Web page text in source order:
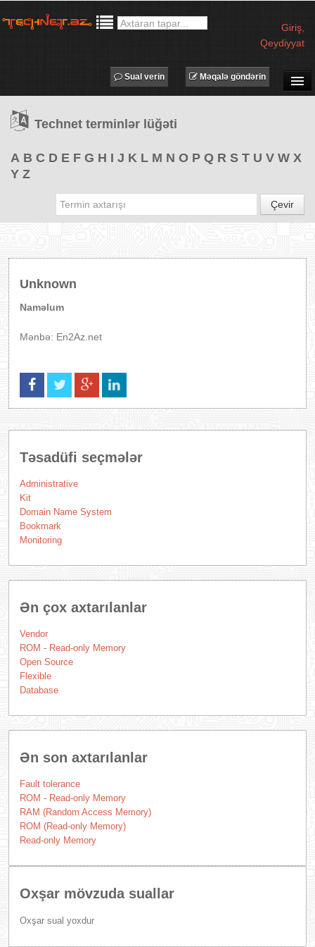
Giriş
Qeydiyyat
TƏDBİRLƏR
PROQRAMLAR
Məqalə göndərin
Sual verin
Technet terminlər lüğəti
A B C D E F G H I J K L M N O P Q R S T U V W X
Y Z
Çevir
Unknown
Naməlum
Mənbə: En2Az.net
Təsadüfi seçmələr
Administrative
Kit
Domain Name System
Bookmark
Monitoring
Ən çox axtarılanlar
Vendor
ROM - Read-only Memory
Open Source
Flexible
Database
Ən son axtarılanlar
Fault tolerance
ROM - Read-only Memory
RAM (Random Access Memory)
ROM (Read-only Memory)
Read-only Memory
Oxşar mövzuda suallar
Oxşar sual yoxdur